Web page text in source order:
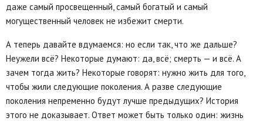
даже самый просвещенный, самый богатый и самый
могущественный человек не избежит смерти.
А теперь давайте вдумаемся: но если так, что же дальше?
Неужели всё? Некоторые думают: да, всё; смерть — и всё. А
зачем тогда жить? Некоторые говорят: нужно жить для того,
чтобы жили следующие поколения. А разве следующие
поколения непременно будут лучше предыдущих? История
этого не доказывает. Ответ может быть только один: жизнь